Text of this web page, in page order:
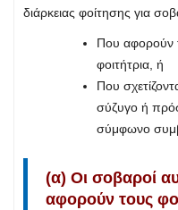
διάρκειας φοίτησης για
Που αφορούν
φοιτήτρια, ή
Που
σύζυγο ή
σύμφωνο
(α) Οι σοβαροί
αφορούν τους